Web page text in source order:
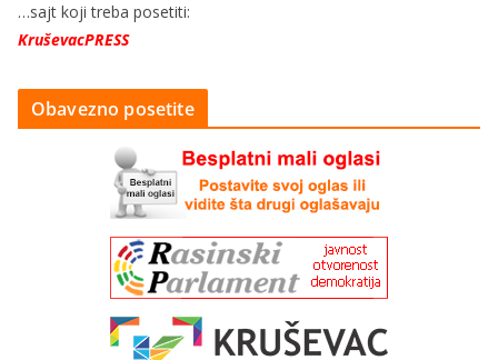
…sajt koji treba posetiti:
KruševacPRESS
Obavezno posetite